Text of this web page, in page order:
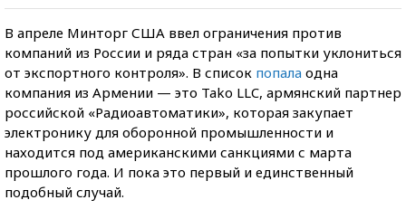
В апреле Минторг США ввел ограничения против
компаний из России и ряда стран «за попытки уклониться
от экспортного контроля». В список попала одна
компания из Армении — это Tako LLC, армянский партнер
российской «Радиоавтоматики», которая закупает
электронику для оборонной промышленности и
находится под американскими санкциями с марта
прошлого года. И пока это первый и единственный
подобный случай.